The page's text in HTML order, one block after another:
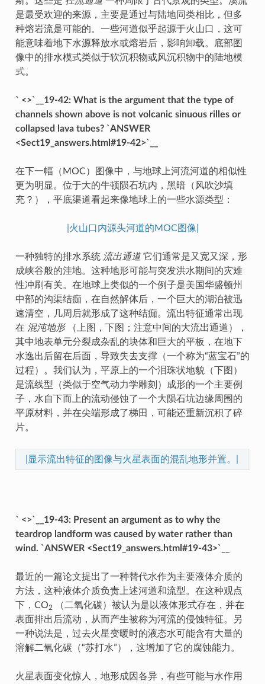
是最受欢迎的来源，主要是通过与陆地同类相比，但多
种熔岩流是可能的。一些河道似乎起源于火山口，这可
能意味着地下水源释放水或熔岩后，影响卸载。底部图
像中的排水模式类似于软沉积物或风沉积物中的陆地模
式。
` <>`__19-42: What is the argument that the type of
channels shown above is not volcanic sinuous rilles or
collapsed lava tubes? `ANSWER
<Sect19_answers.html#19-42>`__
在下一幅（MOC）图像中，与地球上河流河道的相似性
更为明显。位于大的牛顿陨石坑内，黑暗（风吹沙填
充？），平底渠道看起来像地球上的一些水源类型：
|火山口内源头河道的MOC图像|
一种独特的排水系统 流出通道它们通常是又宽又深，形
成峡谷般的洼地。这种地形可能与突发洪水期间的灾难
性冲刷有关。在地球上类似的一个例子是美国华盛顿州
中部的沟渠结痂，在自然解体后，一个巨大的湖泊被迅
速清空，几周后就形成了这种结痂。流出特征通常出现
在 混沌地形（上图，下图；注意中间的大流出通道），
其中地表单元分裂成杂乱的块体和巨大的平板，在地下
水逸出后留在后面，导致失去支撑（一个称为“蓝宝石”的
过程）。我们认为，平原上的一个泪珠状地貌（下图）
是流线型（类似于空气动力学雕刻）成形的一个主要例
子，水自下而上的流动侵蚀了一个大陨石坑边缘周围的
平原材料，并在尖端形成了梯田，可能还重新沉积了碎
片。
|显示流出特征的图像与火星表面的混乱地形并置。|
` <>`__19-43: Present an argument as to why the
teardrop landform was caused by water rather than
wind. `ANSWER <Sect19_answers.html#19-43>`__
最近的一篇论文提出了一种替代水作为主要液体介质的
方法，这种液体介质负责上述河道和流型。在这种观点
下，CO2
（二氧化碳）被认为是以液体形式存在，并在
表面排出后流动，从而产生被称为河流的侵蚀特征。另
一种说法是，过去火星变暖时的液态水可能含有大量的
溶解二氧化碳（“苏打水”），这增加了它的腐蚀能力。
火星表面变化惊人，地形成因各异，有些可能与水作用